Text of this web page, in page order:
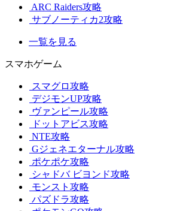
ARC Raiders攻略
サブノーティカ2攻略
一覧を見る
スマホゲーム
スマグロ攻略
デジモンUP攻略
ヴァンピール攻略
ドットアビス攻略
NTE攻略
Gジェネエターナル攻略
ポケポケ攻略
シャドバ ビヨンド攻略
モンスト攻略
パズドラ攻略